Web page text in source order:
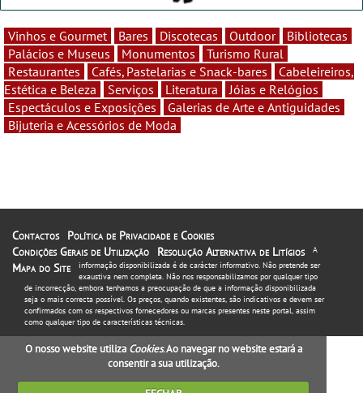
Vinhos e Gourmet Bares Discotecas Outdoor
Bibliotecas
Palácios e Museus
Monumentos
Turismo Rural
Restaurantes
Cafés, Pastelarias e Snack-bares
Cabeleireiros,
Estética e Beleza
Serviços Literatura
Jóias e Relógios
Espectáculos e Exposições
Galerias de Arte e Antiguidades
Bijuteria e Acessórios de Moda
Contactos
Política de Privacidade e Cookies
Condições Gerais de Utilização
Resolução Alternativa de Litígios
Mapa do Site
A
informação disponibilizada é de carácter informativo. Não pretende ser
exaustiva nem completa. Não nos responsabilizamos por qualquer tipo
de incorrecção, embora tenhamos a preocupação de que a informação disponibilizada
seja o mais correcta possível. Os preços, quando existentes, são indicativos e devem ser
confirmados com os respectivos fornecedores ou marcas presentes neste portal, assim
como qualquer tipo de características técnicas.
O nosso website utiliza Cookies. Ao navegar no website estará a
consentir a sua utilização.